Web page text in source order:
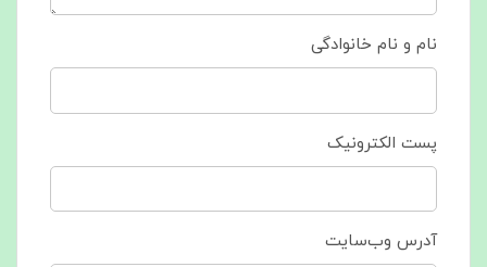
نام و نام خانوادگی
پست الکترونیک
آدرس وب‌سایت